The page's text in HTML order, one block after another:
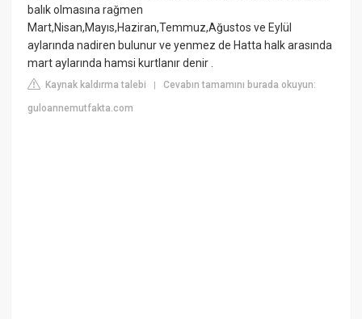
balık olmasına rağmen
Mart,Nisan,Mayıs,Haziran,Temmuz,Ağustos ve Eylül
aylarında nadiren bulunur ve yenmez de Hatta halk arasında
mart aylarında hamsi kurtlanır denir .
Kaynak kaldırma talebi |Cevabın tamamını burada okuyun:
guloannemutfakta.com